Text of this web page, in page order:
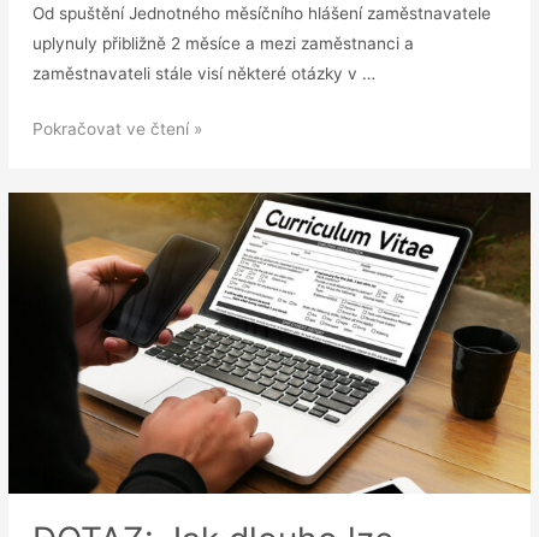
Od spuštění Jednotného měsíčního hlášení zaměstnavatele
uplynuly přibližně 2 měsíce a mezi zaměstnanci a
zaměstnavateli stále visí některé otázky v …
JMHZ
poskytování
osobních
údajů
Pokračovat ve čtení »